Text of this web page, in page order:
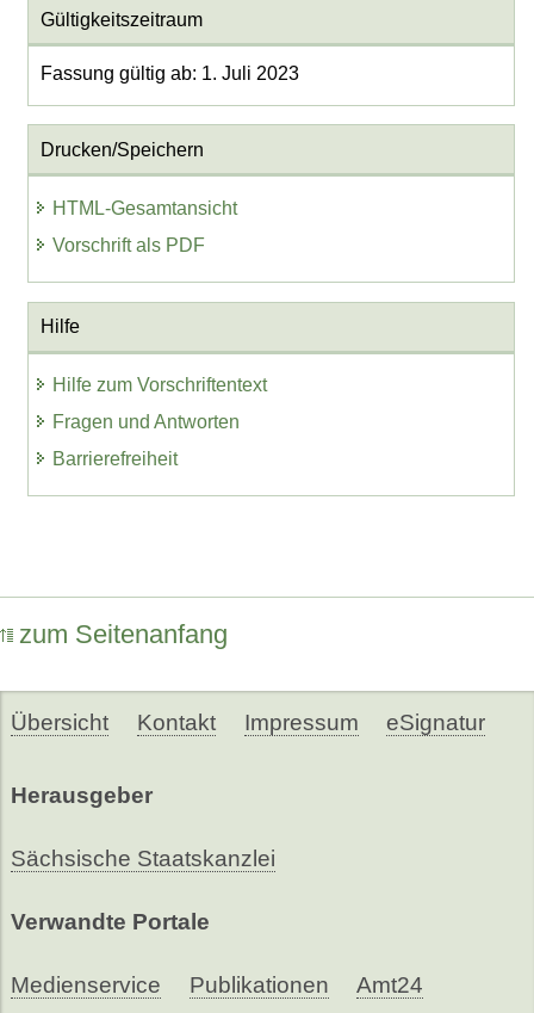
Gültigkeitszeitraum
Fassung gültig ab: 1. Juli 2023
Drucken/Speichern
HTML-Gesamtansicht
Vorschrift als PDF
Hilfe
Hilfe zum Vorschriftentext
Fragen und Antworten
Barrierefreiheit
zum Seitenanfang
Übersicht Kontakt Impressum eSignatur
Herausgeber
Sächsische Staatskanzlei
Verwandte Portale
Medienservice Publikationen Amt24